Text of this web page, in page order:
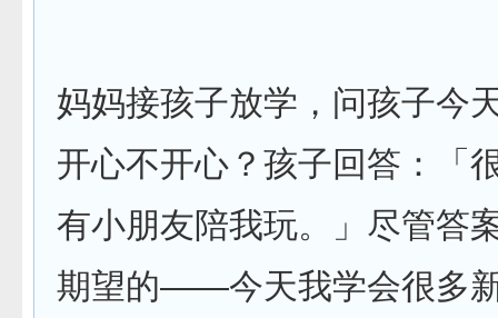
妈妈接孩子放学，问孩子今
开心不开心？孩子回答：「
有小朋友陪我玩。」尽管答
期望的——今天我学会很多